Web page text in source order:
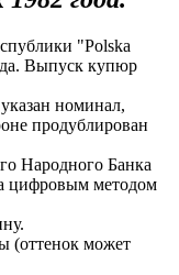
"Polska
Выпуск купюр
номинал,
продублирован
Народного Банка
цифровым методом
(оттенок может